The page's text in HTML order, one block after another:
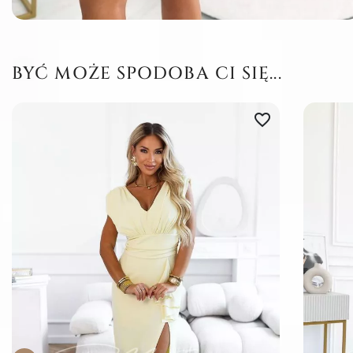
BYĆ MOŻE SPODOBA CI SIĘ...
favorite_border